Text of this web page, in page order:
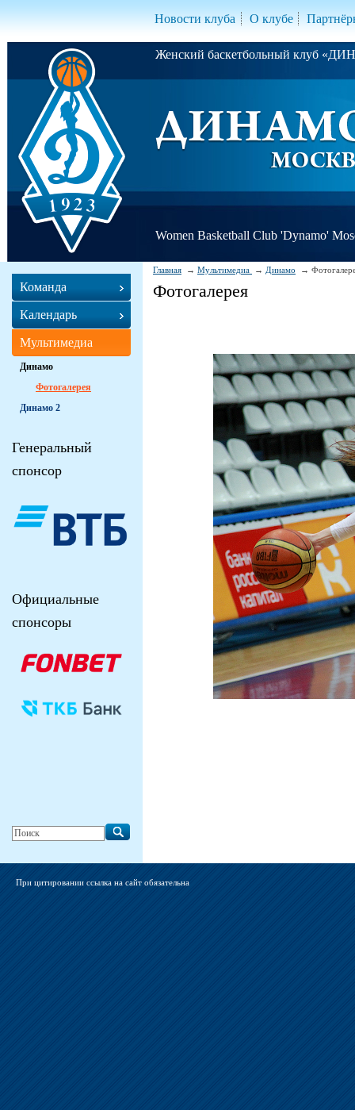
Новости клуба О клубе
Женский баскетбольный клуб
Women Basketball Club 'Dynamo'
Главная Мультимедиа Динамо
Фотогалерея
Команда
Календарь
Мультимедиа
Динамо
Фотогалерея
Динамо 2
Генеральный
спонсор
Официальные
спонсоры
При цитировании ссылка на сайт обязательна